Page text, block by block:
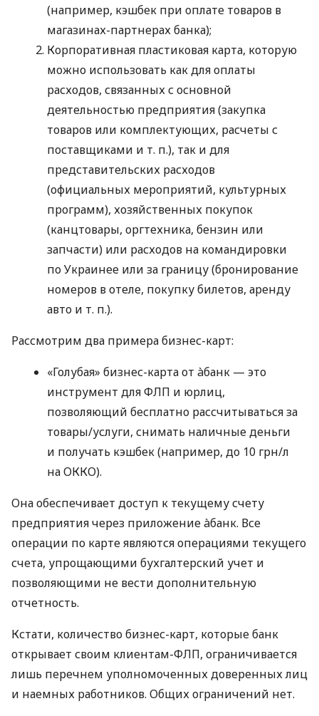
(например, кэшбек при оплате товаров в
магазинах-партнерах банка);
Корпоративная пластиковая карта, которую
можно использовать как для оплаты
расходов, связанных с основной
деятельностью предприятия (закупка
товаров или комплектующих, расчеты с
поставщиками и т. п.), так и для
представительских расходов
(официальных мероприятий, культурных
программ), хозяйственных покупок
(канцтовары, оргтехника, бензин или
запчасти) или расходов на командировки
по Украинее или за границу (бронирование
номеров в отеле, покупку билетов, аренду
авто и т. п.).
Рассмотрим два примера бизнес-карт:
«Голубая» бизнес-карта от àбанк — это
инструмент для ФЛП и юрлиц,
позволяющий бесплатно рассчитываться за
товары/услуги, снимать наличные деньги
и получать кэшбек (например, до 10 грн/л
на ОККО).
Она обеспечивает доступ к текущему счету
предприятия через приложение àбанк. Все
операции по карте являются операциями текущего
счета, упрощающими бухгалтерский учет и
позволяющими не вести дополнительную
отчетность.
Кстати, количество бизнес-карт, которые банк
открывает своим клиентам-ФЛП, ограничивается
лишь перечнем уполномоченных доверенных лиц
и наемных работников. Общих ограничений нет.